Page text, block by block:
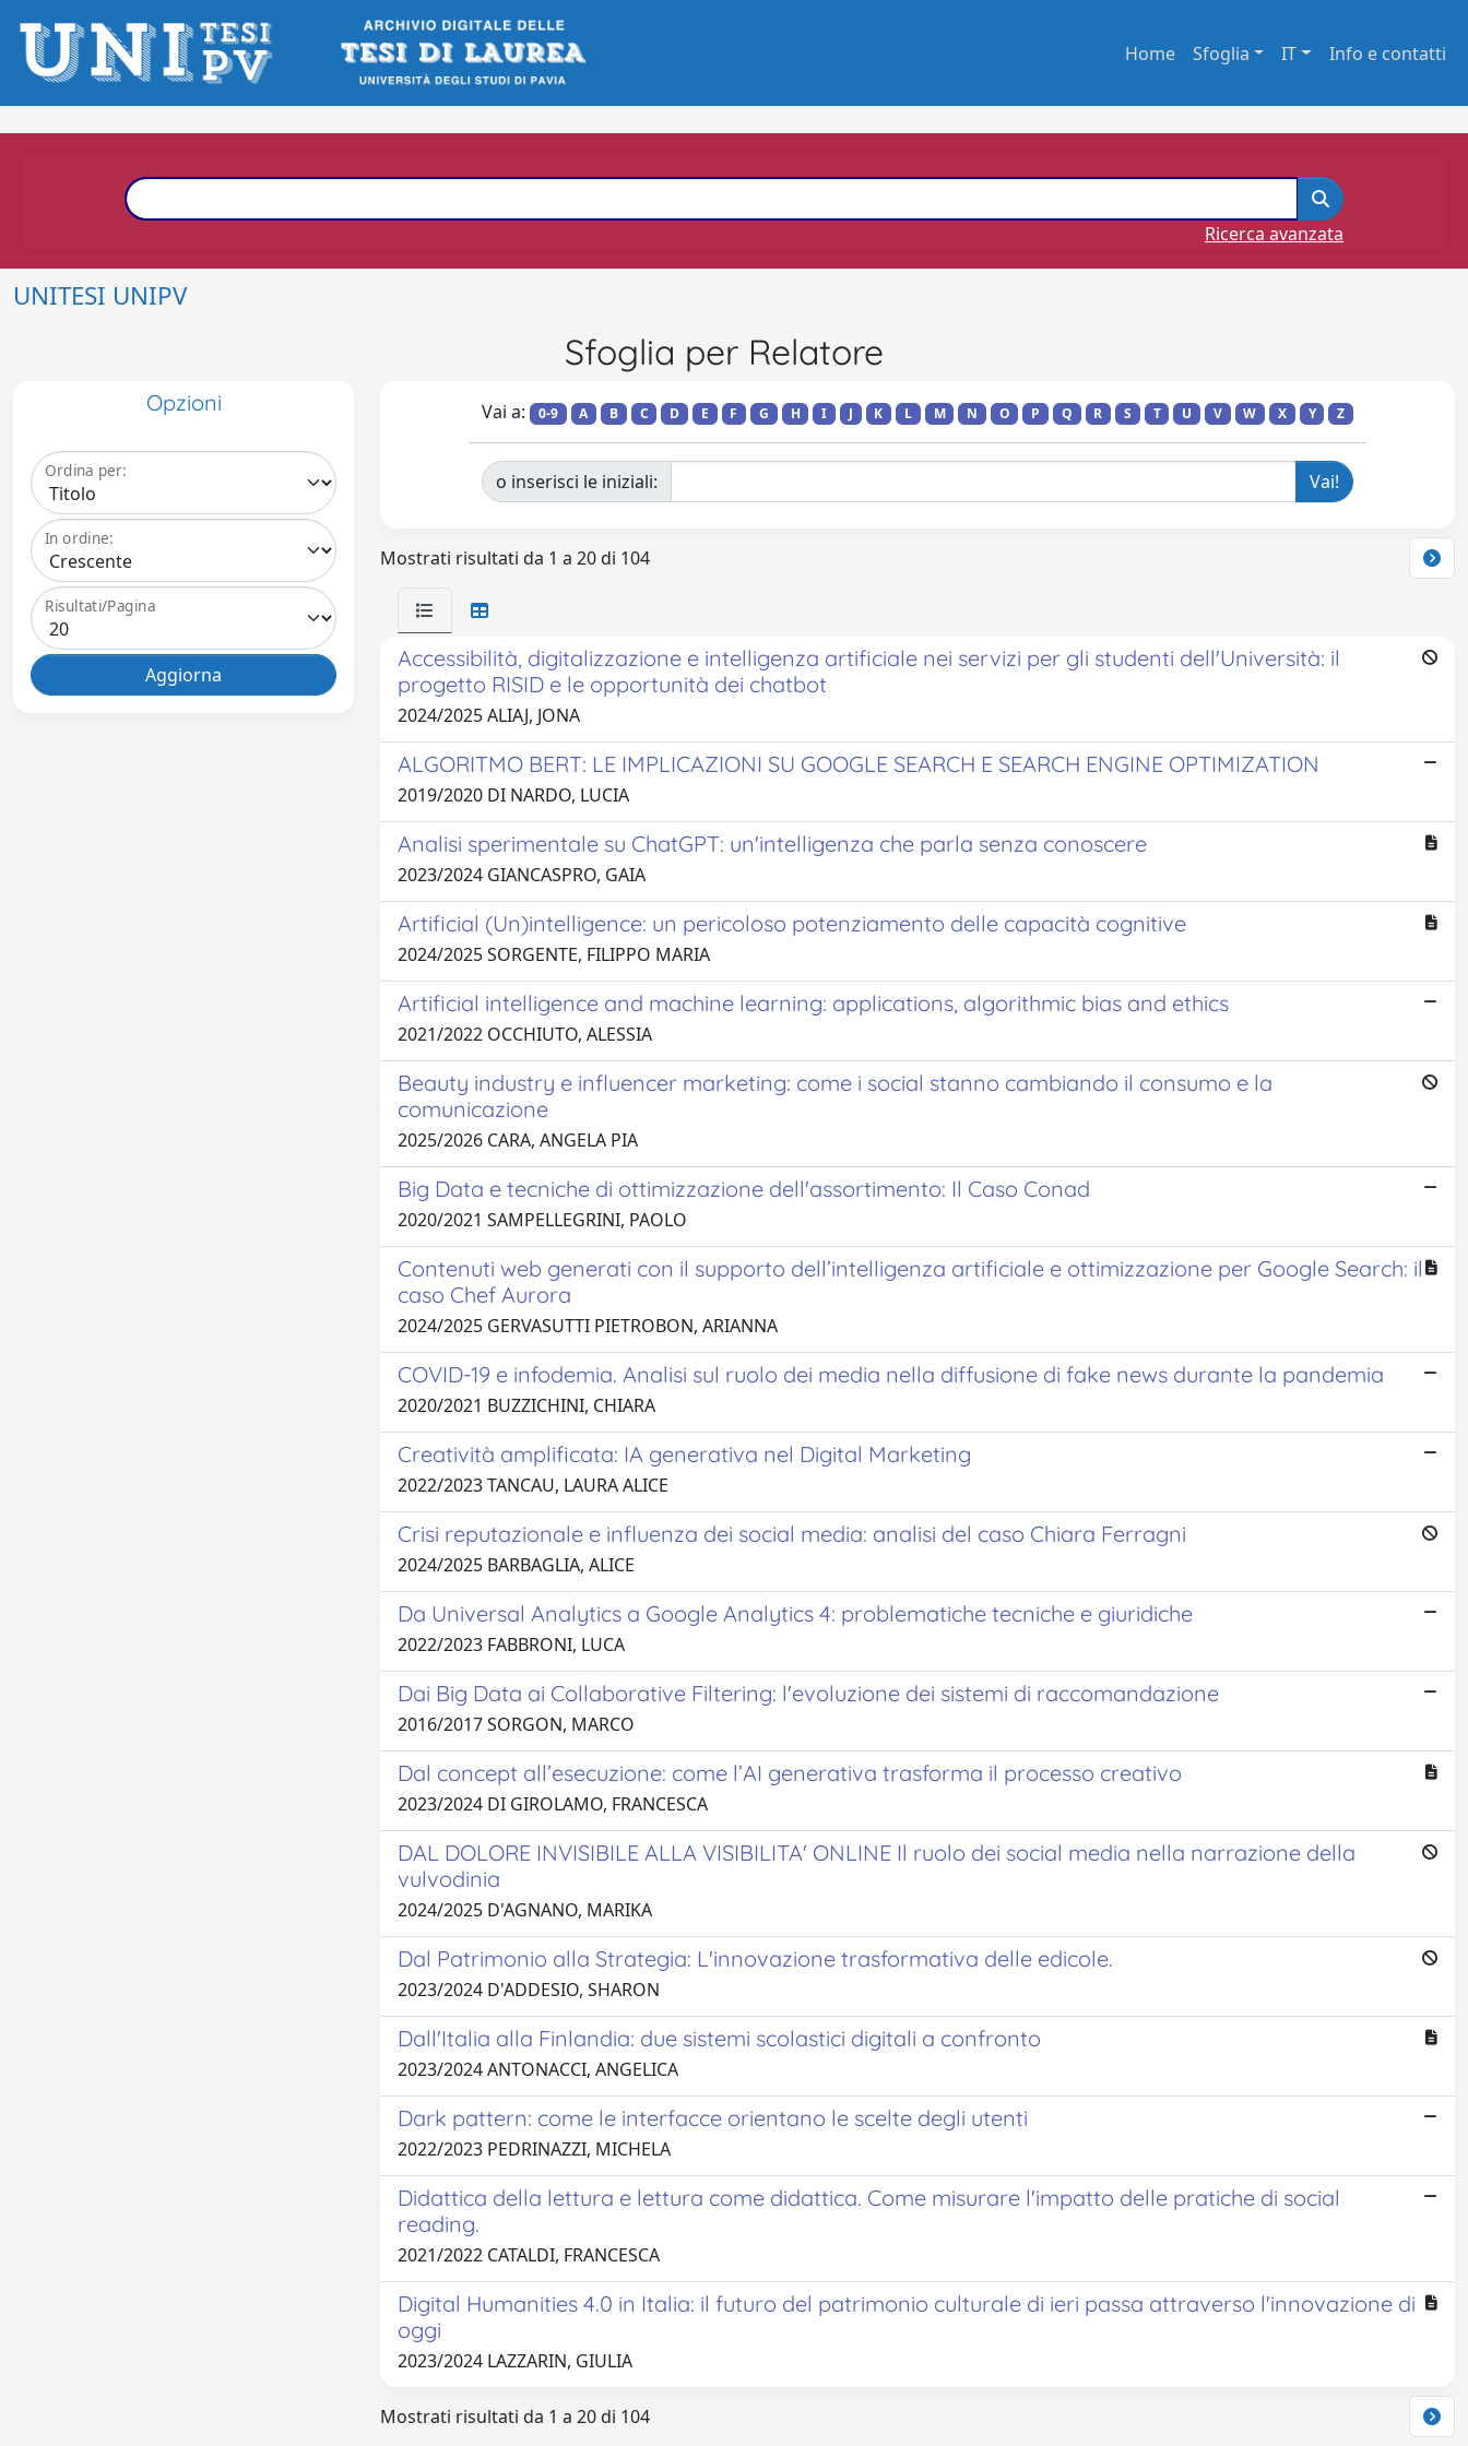
Home Sfoglia IT Info e contatti
Ricerca avanzata
UNITESI UNIPV
Sfoglia per Relatore
Opzioni
Ordina per:
In ordine:
Risultati/Pagina
Vai a: 0-9 A B C D E F G H I J K L M N O P Q R S T U V W X Y Z
o inserisci le iniziali:
Mostrati risultati da 1 a 20 di 104
Accessibilità, digitalizzazione e intelligenza artificiale nei servizi per gli studenti dell'Università: il
progetto RISID e le opportunità dei chatbot
2024/2025 ALIAJ, JONA
ALGORITMO BERT: LE IMPLICAZIONI SU GOOGLE SEARCH E SEARCH ENGINE OPTIMIZATION
2019/2020 DI NARDO, LUCIA
Analisi sperimentale su ChatGPT: un'intelligenza che parla senza conoscere
2023/2024 GIANCASPRO, GAIA
Artificial (Un)intelligence: un pericoloso potenziamento delle capacità cognitive
2024/2025 SORGENTE, FILIPPO MARIA
Artificial intelligence and machine learning: applications, algorithmic bias and ethics
2021/2022 OCCHIUTO, ALESSIA
Beauty industry e influencer marketing: come i social stanno cambiando il consumo e la
comunicazione
2025/2026 CARA, ANGELA PIA
Big Data e tecniche di ottimizzazione dell'assortimento: Il Caso Conad
2020/2021 SAMPELLEGRINI, PAOLO
Contenuti web generati con il supporto dell’intelligenza artificiale e ottimizzazione per Google Search: il
caso Chef Aurora
2024/2025 GERVASUTTI PIETROBON, ARIANNA
COVID-19 e infodemia. Analisi sul ruolo dei media nella diffusione di fake news durante la pandemia
2020/2021 BUZZICHINI, CHIARA
Creatività amplificata: IA generativa nel Digital Marketing
2022/2023 TANCAU, LAURA ALICE
Crisi reputazionale e influenza dei social media: analisi del caso Chiara Ferragni
2024/2025 BARBAGLIA, ALICE
Da Universal Analytics a Google Analytics 4: problematiche tecniche e giuridiche
2022/2023 FABBRONI, LUCA
Dai Big Data ai Collaborative Filtering: l'evoluzione dei sistemi di raccomandazione
2016/2017 SORGON, MARCO
Dal concept all’esecuzione: come l’AI generativa trasforma il processo creativo
2023/2024 DI GIROLAMO, FRANCESCA
DAL DOLORE INVISIBILE ALLA VISIBILITA' ONLINE Il ruolo dei social media nella narrazione della
vulvodinia
2024/2025 D'AGNANO, MARIKA
Dal Patrimonio alla Strategia: L'innovazione trasformativa delle edicole.
2023/2024 D'ADDESIO, SHARON
Dall'Italia alla Finlandia: due sistemi scolastici digitali a confronto
2023/2024 ANTONACCI, ANGELICA
Dark pattern: come le interfacce orientano le scelte degli utenti
2022/2023 PEDRINAZZI, MICHELA
Didattica della lettura e lettura come didattica. Come misurare l'impatto delle pratiche di social
reading.
2021/2022 CATALDI, FRANCESCA
Digital Humanities 4.0 in Italia: il futuro del patrimonio culturale di ieri passa attraverso l'innovazione di
oggi
2023/2024 LAZZARIN, GIULIA
Mostrati risultati da 1 a 20 di 104